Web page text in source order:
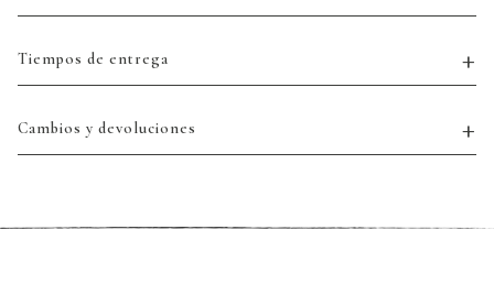
Tiempos de entrega
Cambios y devoluciones